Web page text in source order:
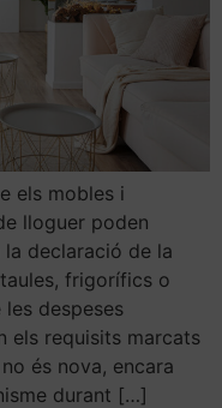
els mobles i
lloguer poden
la declaració de la
frigorífics o
les despeses
els requisits marcats
és nova, encara
durant […]